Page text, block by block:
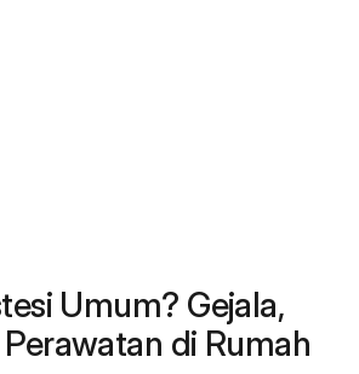
Umum? Gejala,
di Rumah